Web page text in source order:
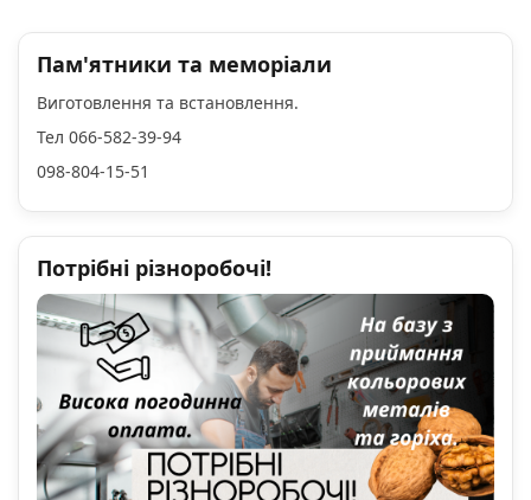
Пам'ятники та меморіали
Виготовлення та встановлення.
Тел 066-582-39-94
098-804-15-51
Потрібні різноробочі!